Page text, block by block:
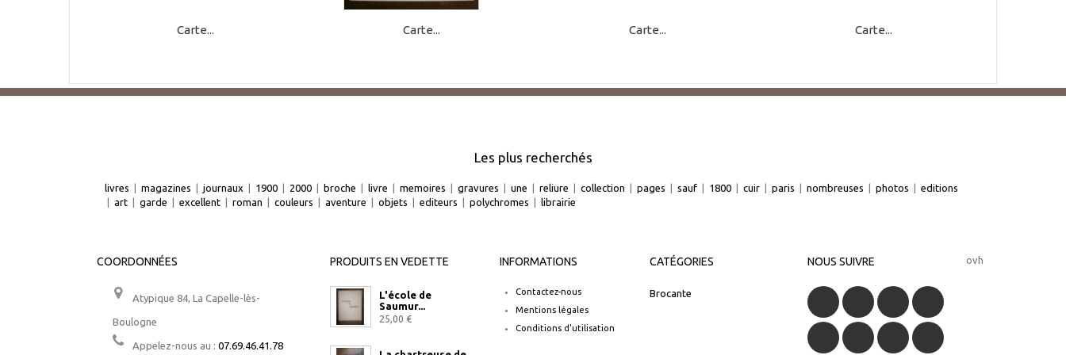
Carte... Carte... Carte... Carte...
Les plus recherchés
livres | magazines | journaux | 1900 | 2000 | broche | livre | memoires | gravures | une | reliure | collection | pages | sauf | 1800 | cuir | paris | nombreuses | photos | editions
| art | garde | excellent | roman | couleurs | aventure | objets | editeurs | polychromes | librairie
COORDONNÉES
Atypique 84, La Capelle-lès-
Boulogne
Appelez-nous au : 07.69.46.41.78
PRODUITS EN VEDETTE
L'école de
Saumur...
25,00 €
INFORMATIONS
Contactez-nous
Mentions légales
Conditions d'utilisation
CATÉGORIES
Brocante
NOUS SUIVRE ovh